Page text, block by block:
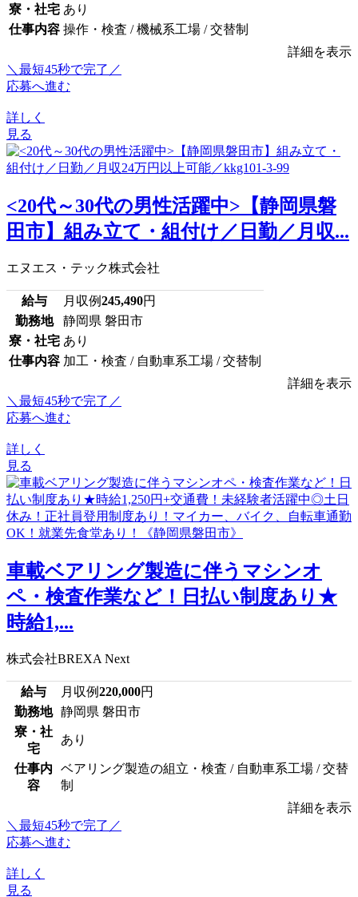
寮・社宅 あり
仕事内容 操作・検査 / 機械系工場 / 交替制
詳細を表示
＼最短45秒で完了／
応募へ進む
詳しく
見る
<20代～30代の男性活躍中>【静岡県磐
田市】組み立て・組付け／日勤／月収...
エヌエス・テック株式会社
給与 月収例245,490円
勤務地
静岡県 磐田市
寮・社宅 あり
仕事内容 加工・検査 / 自動車系工場 / 交替制
詳細を表示
＼最短45秒で完了／
応募へ進む
詳しく
見る
車載ベアリング製造に伴うマシンオ
ペ・検査作業など！日払い制度あり★
時給1,...
株式会社BREXA Next
給与 月収例220,000円
勤務地
静岡県 磐田市
寮・社
宅
あり
仕事内
容
ベアリング製造の組立・検査 / 自動車系工場 / 交替
制
詳細を表示
＼最短45秒で完了／
応募へ進む
詳しく
見る